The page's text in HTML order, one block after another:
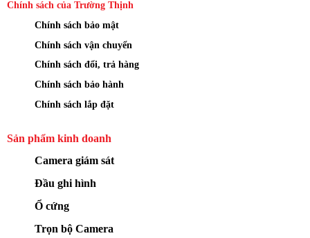
Chính sách của Trường Thịnh
Chính sách bảo mật
Chính sách vận chuyển
Chính sách đổi, trả hàng
Chính sách bảo hành
Chính sách lắp đặt
Sản phẩm kinh doanh
Camera giám sát
Đầu ghi hình
Ổ cứng
Trọn bộ Camera